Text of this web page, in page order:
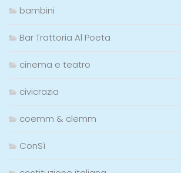
bambini
Bar Trattoria Al Poeta
cinema e teatro
civicrazia
coemm & clemm
ConSì